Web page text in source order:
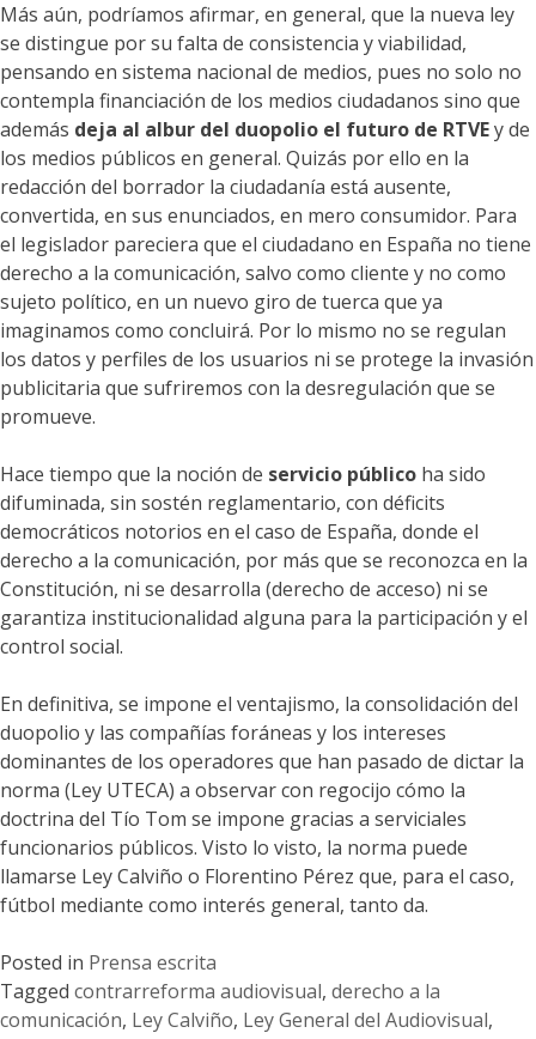
Más aún, podríamos afirmar, en general, que la nueva ley
se distingue por su falta de consistencia y viabilidad,
pensando en sistema nacional de medios, pues no solo no
contempla financiación de los medios ciudadanos sino que
además deja al albur del duopolio el futuro de RTVEy de
los medios públicos en general. Quizás por ello en la
redacción del borrador la ciudadanía está ausente,
convertida, en sus enunciados, en mero consumidor. Para
el legislador pareciera que el ciudadano en España no tiene
derecho a la comunicación, salvo como cliente y no como
sujeto político, en un nuevo giro de tuerca que ya
imaginamos como concluirá. Por lo mismo no se regulan
los datos y perfiles de los usuarios ni se protege la invasión
publicitaria que sufriremos con la desregulación que se
promueve.
Hace tiempo que la noción de servicio público ha sido
difuminada, sin sostén reglamentario, con déficits
democráticos notorios en el caso de España, donde el
derecho a la comunicación, por más que se reconozca en la
Constitución, ni se desarrolla (derecho de acceso) ni se
garantiza institucionalidad alguna para la participación y el
control social.
En definitiva, se impone el ventajismo, la consolidación del
duopolio y las compañías foráneas y los intereses
dominantes de los operadores que han pasado de dictar la
norma (Ley UTECA) a observar con regocijo cómo la
doctrina del Tío Tom se impone gracias a serviciales
funcionarios públicos. Visto lo visto, la norma puede
llamarse Ley Calviño o Florentino Pérez que, para el caso,
fútbol mediante como interés general, tanto da.
Posted in Prensa escrita
Tagged contrarreforma audiovisual, derecho a la
comunicación, Ley Calviño, Ley General del Audiovisual,